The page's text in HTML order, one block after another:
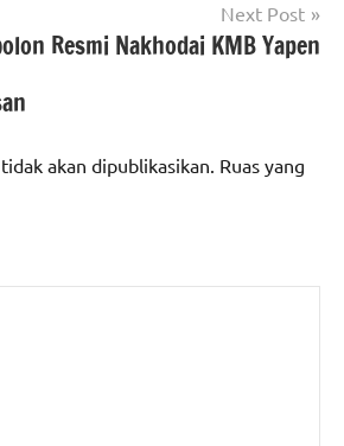
Next Post
Resmi Nakhodai KMB Yapen
akan dipublikasikan. Ruas yang